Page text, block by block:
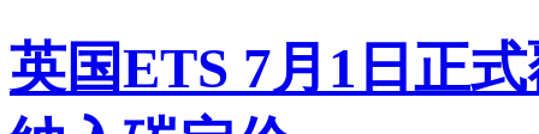
英国ETS 7月1日正